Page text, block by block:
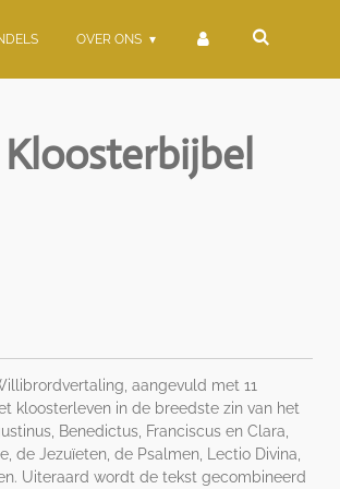
OVER ONS
aangevuld met 11
kloosterleven in de breedste zin van het
Benedictus, Franciscus en Clara,
de Jezuïeten, de Psalmen, Lectio Divina,
Uiteraard wordt de tekst gecombineerd